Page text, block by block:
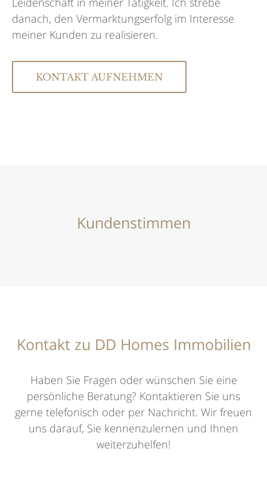
danach, den Vermarktungserfolg im Interesse
meiner Kunden zu realisieren.
KONTAKT AUFNEHMEN
Kundenstimmen
Kontakt zu DD Homes Immobilien
Haben Sie Fragen oder wünschen Sie eine
persönliche Beratung? Kontaktieren Sie uns
gerne telefonisch oder per Nachricht. Wir freuen
uns darauf, Sie kennenzulernen und Ihnen
weiterzuhelfen!